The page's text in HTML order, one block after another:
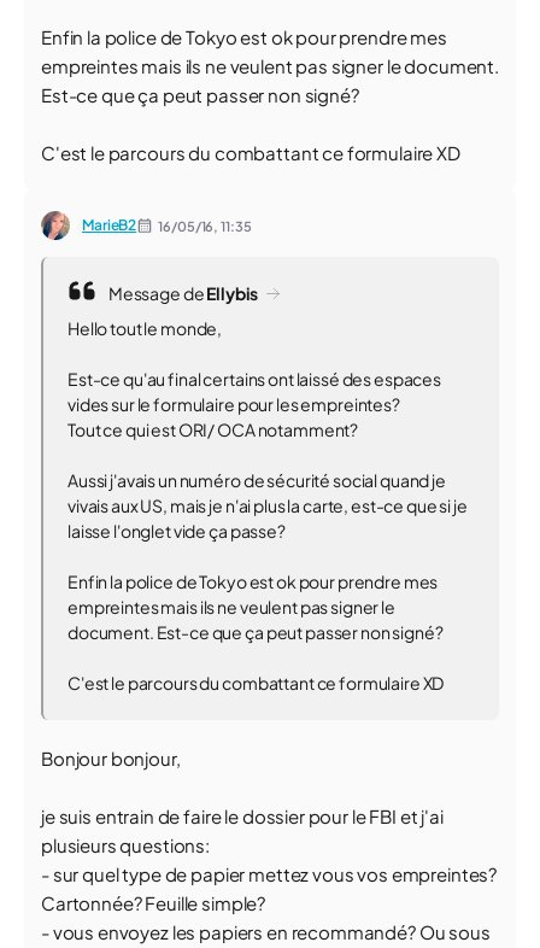
Enfin la police de Tokyo est ok pour prendre mes
empreintes mais ils ne veulent pas signer le document.
Est-ce que ça peut passer non signé?
C'est le parcours du combattant ce formulaire XD
MarieB2 16/05/16,11:35
Message deEllybis
Hello tout le monde,
Est-ce qu'au final certains ont laissé des espaces
vides sur le formulaire pour les empreintes?
Tout ce qui est ORI/ OCA notamment?
Aussi j'avais un numéro de sécurité social quand je
vivais aux US, mais je n'ai plus la carte, est-ce que si je
laisse l'onglet vide ça passe?
Enfin la police de Tokyo est ok pour prendre mes
empreintes mais ils ne veulent pas signer le
document. Est-ce que ça peut passer non signé?
C'est le parcours du combattant ce formulaire XD
Bonjour bonjour,
je suis entrain de faire le dossier pour le FBI et j'ai
plusieurs questions:
- sur quel type de papier mettez vous vos empreintes?
Cartonnée? Feuille simple?
- vous envoyez les papiers en recommandé? Ou sous